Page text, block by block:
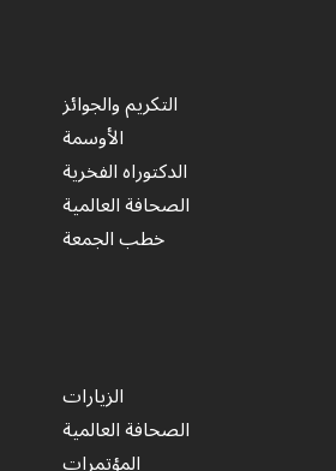
التكريم والجوائز
الأوسمة
الدكتوراه الفخرية
الصحافة العالمية
خطب الجمعة
الزيارات
الصحافة العالمية